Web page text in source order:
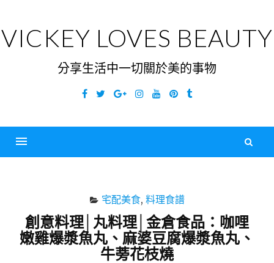
content
VICKEY LOVES BEAUTY
分享生活中一切關於美的事物
Facebook
TwitterGoogleInstagramYouTubePinterest
Tumblr
宅配美食, 料理食譜
創意料理│丸料理│金倉食品：咖哩
嫩雞爆漿魚丸、麻婆豆腐爆漿魚丸、
牛蒡花枝燒